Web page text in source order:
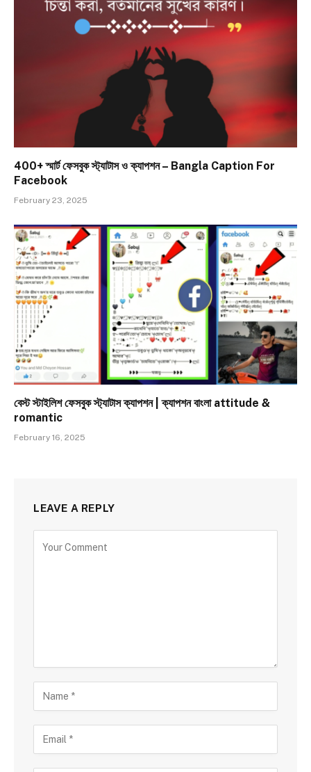
400+ স্মার্ট ফেসবুক স্ট্যাটাস ও ক্যাপশন – Bangla Caption For
Facebook
February 23, 2025
বেস্ট স্টাইলিশ ফেসবুক স্ট্যাটাস ক্যাপশন | ক্যাপশন বাংলা attitude &
romantic
February 16, 2025
LEAVE A REPLY